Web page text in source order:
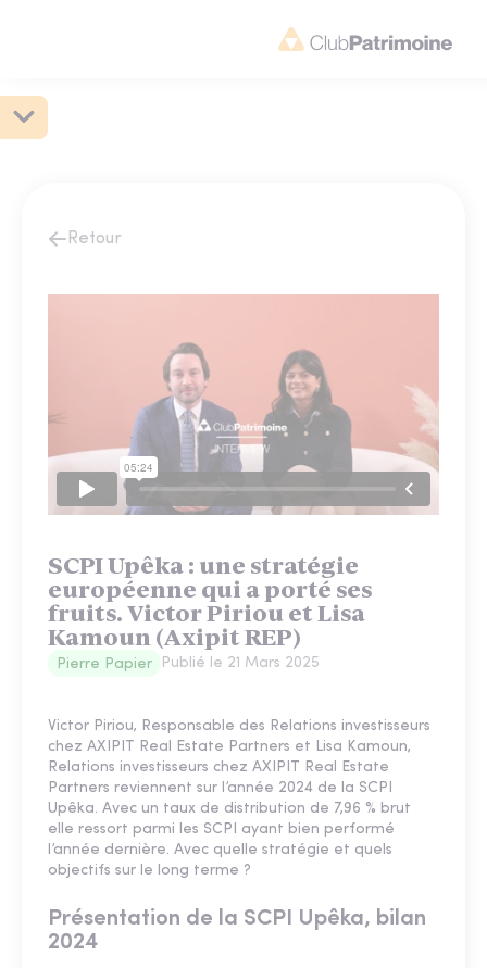
Retour
SCPI Upêka : une stratégie
européenne qui a porté ses
fruits. Victor Piriou et Lisa
Kamoun (Axipit REP)
Pierre Papier Publié le 21 Mars 2025
Victor Piriou, Responsable des Relations investisseurs
chez AXIPIT Real Estate Partners et Lisa Kamoun,
Relations investisseurs chez AXIPIT Real Estate
Partners reviennent sur l’année 2024 de la SCPI
Upêka. Avec un taux de distribution de 7,96 % brut
elle ressort parmi les SCPI ayant bien performé
l’année dernière. Avec quelle stratégie et quels
objectifs sur le long terme ?
Présentation de la SCPI Upêka, bilan
2024